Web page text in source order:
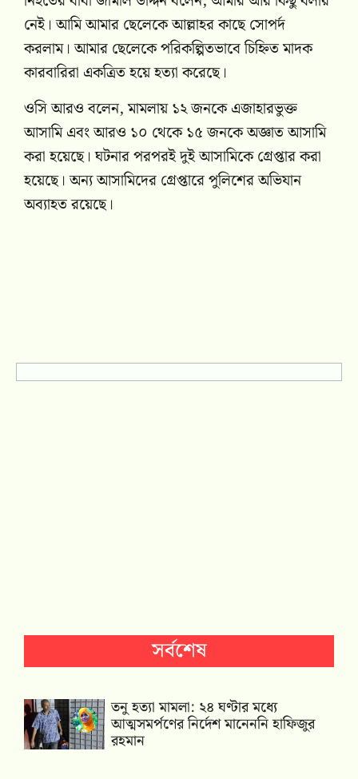
নেই। আমি আমার ছেলেকে আল্লাহর কাছে সোপর্দ
করলাম। আমার ছেলেকে পরিকল্পিতভাবে চিহ্নিত মাদক
কারবারিরা একত্রিত হয়ে হত্যা করেছে।
ওসি আরও বলেন, মামলায় ১২ জনকে এজাহারভুক্ত
আসামি এবং আরও ১০ থেকে ১৫ জনকে অজ্ঞাত আসামি
করা হয়েছে। ঘটনার পরপরই দুই আসামিকে গ্রেপ্তার করা
হয়েছে। অন্য আসামিদের গ্রেপ্তারে পুলিশের অভিযান
অব্যাহত রয়েছে।
সর্বশেষ
তনু হত্যা মামলা: ২৪ ঘণ্টার মধ্যে
আত্মসমর্পণের নির্দেশ মানেননি হাফিজুর
রহমান